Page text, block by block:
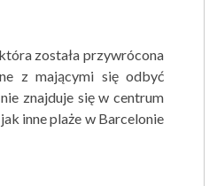
została przywrócona
z mającymi się odbyć
znajduje się w centrum
inne plaże w Barcelonie